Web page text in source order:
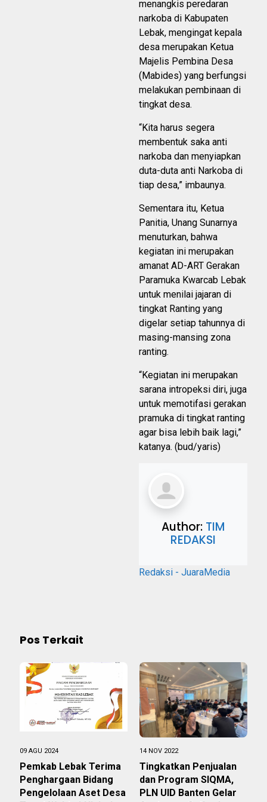
menangkis peredaran
narkoba di Kabupaten
Lebak, mengingat kepala
desa merupakan Ketua
Majelis Pembina Desa
(Mabides) yang berfungsi
melakukan pembinaan di
tingkat desa.
“Kita harus segera
membentuk saka anti
narkoba dan menyiapkan
duta-duta anti Narkoba di
tiap desa,” imbaunya.
Sementara itu, Ketua
Panitia, Unang Sunarnya
menuturkan, bahwa
kegiatan ini merupakan
amanat AD-ART Gerakan
Paramuka Kwarcab Lebak
untuk menilai jajaran di
tingkat Ranting yang
digelar setiap tahunnya di
masing-mansing zona
ranting.
“Kegiatan ini merupakan
sarana intropeksi diri, juga
untuk memotifasi gerakan
pramuka di tingkat ranting
agar bisa lebih baik lagi,”
katanya. (bud/yaris)
Author: TIM
REDAKSI
Redaksi - JuaraMedia
Pos Terkait
09 AGU 2024
Pemkab Lebak Terima
Penghargaan Bidang
Pengelolaan Aset Desa
14 NOV 2022
Tingkatkan Penjualan
dan Program SIQMA,
PLN UID Banten Gelar